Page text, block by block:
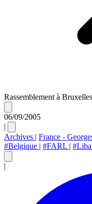
Rassemblement à Bruxelles
06/09/2005
|
Archives | France -
#Belgique | #FARL |
|